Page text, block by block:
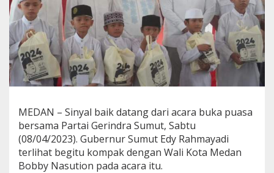
MEDAN – Sinyal baik datang dari acara buka puasa
bersama Partai Gerindra Sumut, Sabtu
(08/04/2023). Gubernur Sumut Edy Rahmayadi
terlihat begitu kompak dengan Wali Kota Medan
Bobby Nasution pada acara itu.